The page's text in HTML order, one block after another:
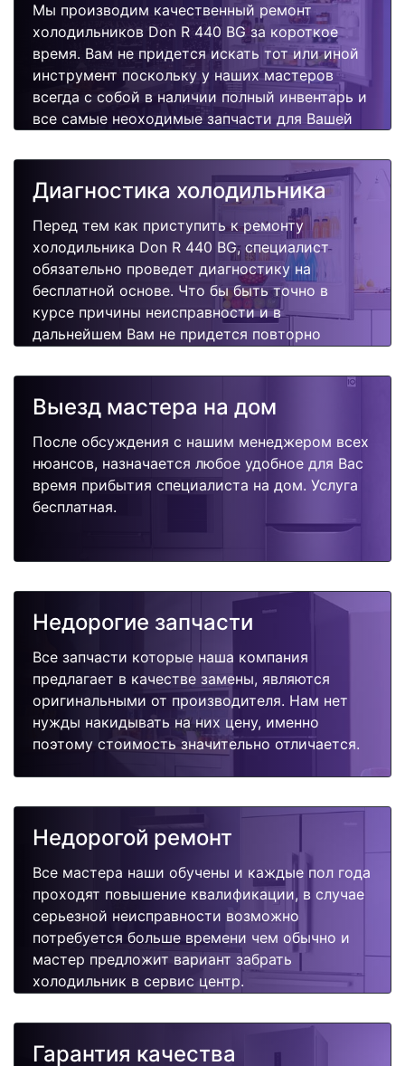
Мы производим качественный ремонт
холодильников Don R 440 BG за короткое
время. Вам не придется искать тот или иной
инструмент поскольку у наших мастеров
всегда с собой в наличии полный инвентарь и
все самые неоходимые запчасти для Вашей
качественно и недорого.
Диагностика холодильника
Перед тем как приступить к ремонту
холодильника Don R 440 BG, специалист
обязательно проведет диагностику на
бесплатной основе. Что бы быть точно в
курсе причины неисправности и в
дальнейшем Вам не придется повторно
поломок.
Выезд мастера на дом
После обсуждения с нашим менеджером всех
нюансов, назначается любое удобное для Вас
время прибытия специалиста на дом. Услуга
бесплатная.
Недорогие запчасти
Все запчасти которые наша компания
предлагает в качестве замены, являются
оригинальными от производителя. Нам нет
нужды накидывать на них цену, именно
поэтому стоимость значительно отличается.
Недорогой ремонт
Все мастера наши обучены и каждые пол года
проходят повышение квалификации, в случае
серьезной неисправности возможно
потребуется больше времени чем обычно и
мастер предложит вариант забрать
холодильник в сервис центр.
Гарантия качества